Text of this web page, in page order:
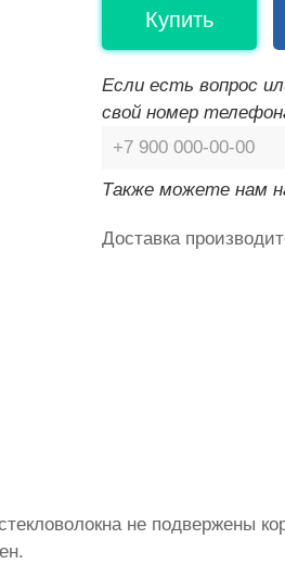
Купить
Если есть вопрос
свой номер
Также можете нам
Доставка
не подвержены